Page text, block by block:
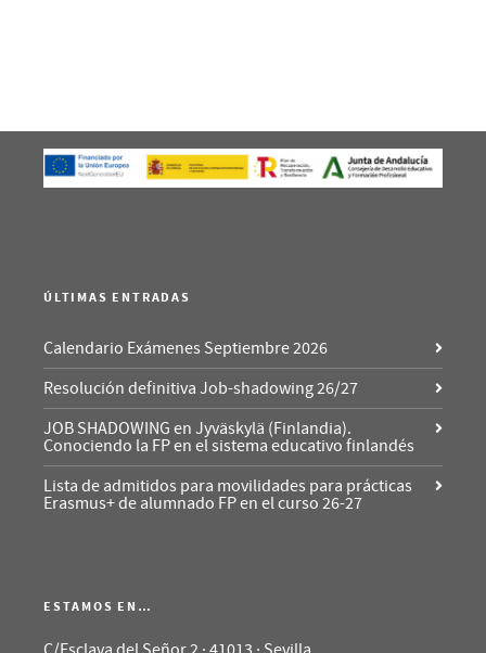
ÚLTIMAS ENTRADAS
Calendario Exámenes Septiembre 2026
Resolución definitiva Job-shadowing 26/27
JOB SHADOWING en Jyväskylä (Finlandia).
Conociendo la FP en el sistema educativo finlandés
Lista de admitidos para movilidades para prácticas
Erasmus+ de alumnado FP en el curso 26-27
ESTAMOS EN…